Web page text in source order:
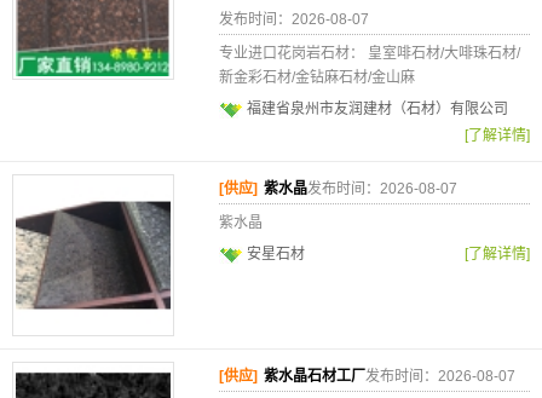
发布时间：2026-08-07
专业进口花岗岩石材： 皇室啡石材/大啡珠石材/
新金彩石材/金钻麻石材/金山麻
福建省泉州市友润建材（石材）有限公司
[了解详情]
[供应] 紫水晶发布时间：2026-08-07
紫水晶
安星石材
[了解详情]
[供应] 紫水晶石材工厂发布时间：2026-08-07